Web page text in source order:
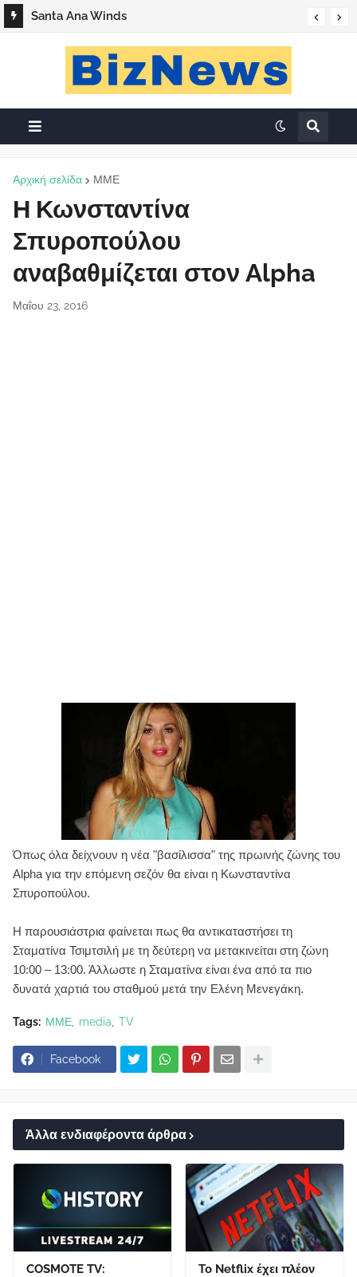
Santa Ana Winds
Αρχική σελίδα ΜΜΕ
Η Κωνσταντίνα
Σπυροπούλου
αναβαθμίζεται στον Alpha
Μαΐου 23, 2016
Όπως όλα δείχνουν η νέα "βασίλισσα" της πρωινής ζώνης του
Alpha για την επόμενη σεζόν θα είναι η Κωνσταντίνα
Σπυροπούλου.
Η παρουσιάστρια φαίνεται πως θα αντικαταστήσει τη
Σταματίνα Τσιμτσιλή με τη δεύτερη να μετακινείται στη ζώνη
10:00 – 13:00. Άλλωστε η Σταματίνα είναι ένα από τα πιο
δυνατά χαρτιά του σταθμού μετά την Ελένη Μενεγάκη.
Tags: ΜΜΕ media TV
Facebook
Άλλα ενδιαφέροντα άρθρα
COSMOTE TV:
Το Netflix έχει πλέον